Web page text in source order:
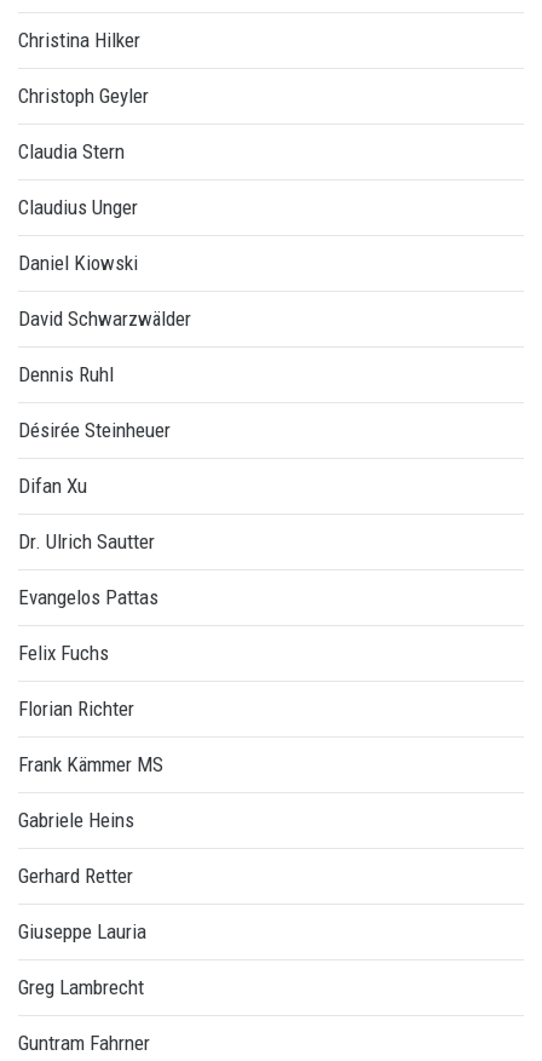
Christina Hilker
Christoph Geyler
Claudia Stern
Claudius Unger
Daniel Kiowski
David Schwarzwälder
Dennis Ruhl
Désirée Steinheuer
Difan Xu
Dr. Ulrich Sautter
Evangelos Pattas
Felix Fuchs
Florian Richter
Frank Kämmer MS
Gabriele Heins
Gerhard Retter
Giuseppe Lauria
Greg Lambrecht
Guntram Fahrner